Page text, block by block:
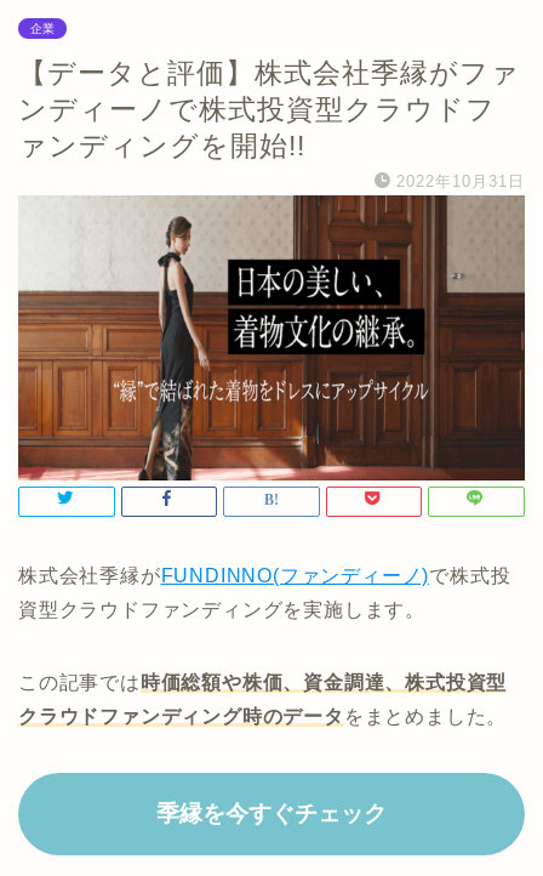
企業
【データと評価】株式会社季縁がファ
ンディーノで株式投資型クラウドフ
ァンディングを開始!!
2022年10月31日
株式会社季縁がFUNDINNO(ファンディーノ)で株式投
資型クラウドファンディングを実施します。
この記事では 時価総額や株価、資金調達、株式投資型
クラウドファンディング時のデータ をまとめました。
季縁を今すぐチェック